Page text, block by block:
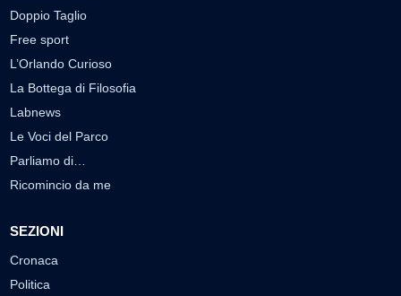
Doppio Taglio
Free sport
L’Orlando Curioso
La Bottega di Filosofia
Labnews
Le Voci del Parco
Parliamo di…
Ricomincio da me
SEZIONI
Cronaca
Politica